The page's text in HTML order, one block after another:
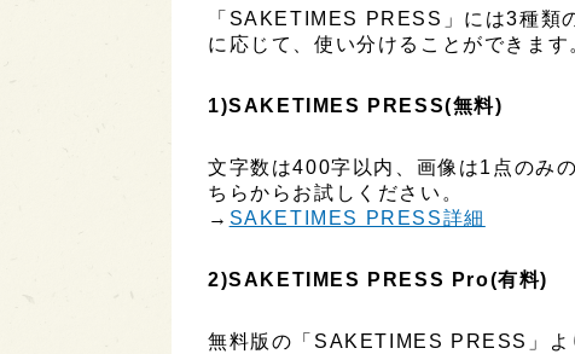
「SAKETIMES PRESS」には3種類
に応じて、使い分けることができます
1)SAKETIMES PRESS(無料)
文字数は400字以内、画像は1点のみ
ちらからお試しください。
→ SAKETIMES PRESS詳細
2)SAKETIMES PRESS Pro(有料)
無料版の「SAKETIMES PRESS」よ